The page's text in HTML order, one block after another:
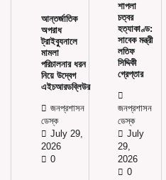
আন্তর্জাতিক
অপরাধ
ট্রাইব্যুনালে
মামলা
পরিচালনার ধরন
নিয়ে উদ্বেগ
এইচআরডব্লিউর
জনপ্রশাসন
ডেস্ক
July 29,
2026
0
শাপলা
চত্বর
হত্যাকাণ্ড:
সাবেক মন্ত্রী
লতিফ
সিদ্দিকী
গ্রেপ্তার
জনপ্রশাসন
ডেস্ক
July
29,
2026
0